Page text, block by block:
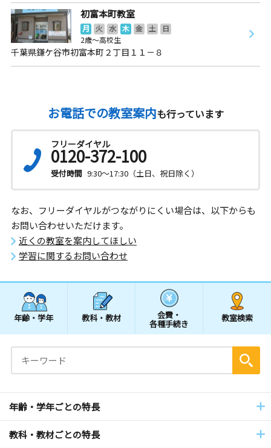
初富本町教室
月 火 水 木 金 土
日
2歳～高校生
千葉県鎌ケ谷市初富本町２丁目１１－８
お電話での教室案内も行っています
フリーダイヤル
0120-372-100
受付時間 9:30～17:30（土日、祝日除く）
なお、フリーダイヤルがつながりにくい場合は、以下からも
お問い合わせいただけます。
近くの教室を案内してほしい
学習に関するお問い合わせ
年齢・学年 教科・教材 会費・
各種手続き
教室検索
年齢・学年ごとの特長
教科・教材ごとの特長